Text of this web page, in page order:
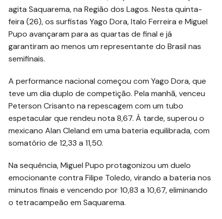
agita Saquarema, na Região dos Lagos. Nesta quinta-
feira (26), os surfistas Yago Dora, Italo Ferreira e Miguel
Pupo avançaram para as quartas de final e já
garantiram ao menos um representante do Brasil nas
semifinais.
A performance nacional começou com Yago Dora, que
teve um dia duplo de competição. Pela manhã, venceu
Peterson Crisanto na repescagem com um tubo
espetacular que rendeu nota 8,67. À tarde, superou o
mexicano Alan Cleland em uma bateria equilibrada, com
somatório de 12,33 a 11,50.
Na sequência, Miguel Pupo protagonizou um duelo
emocionante contra Filipe Toledo, virando a bateria nos
minutos finais e vencendo por 10,83 a 10,67, eliminando
o tetracampeão em Saquarema.